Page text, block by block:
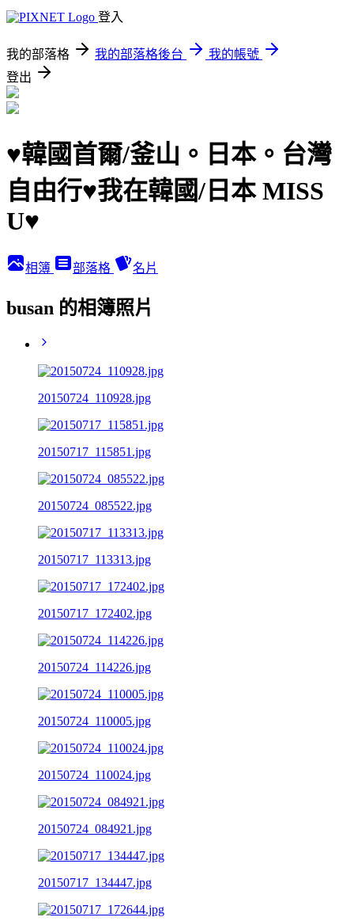
登入
我的部落格 我的部落格後台
我的帳號
登出
♥韓國首爾/釜山。日本。台灣
自由行♥我在韓國/日本 MISS
U♥
相簿 部落格 名片
busan 的相簿照片
20150724_110928.jpg
20150717_115851.jpg
20150724_085522.jpg
20150717_113313.jpg
20150717_172402.jpg
20150724_114226.jpg
20150724_110005.jpg
20150724_110024.jpg
20150724_084921.jpg
20150717_134447.jpg